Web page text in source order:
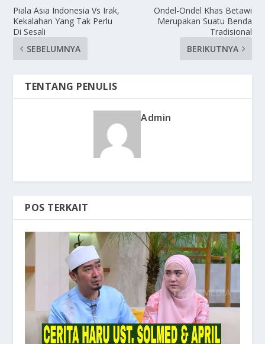
Piala Asia Indonesia Vs Irak,
Kekalahan Yang Tak Perlu
Di Sesali
SEBELUMNYA
Ondel-Ondel Khas Betawi
Merupakan Suatu Benda
Tradisional
BERIKUTNYA
TENTANG PENULIS
Admin
POS TERKAIT